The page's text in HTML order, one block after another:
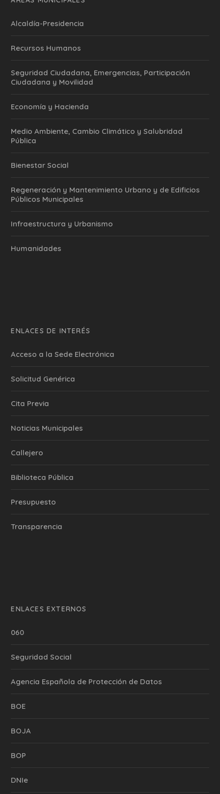
Alcaldía-Presidencia
Recursos Humanos
Seguridad Ciudadana, Emergencias, Participación
Ciudadana y Movilidad
Economía y Hacienda
Medio Ambiente, Cambio Climático y Salubridad
Pública
Bienestar Social
Regeneración y Mantenimiento Urbano y de Edificios
Públicos Municipales
Infraestructura y Urbanismo
Humanidades
ENLACES DE INTERÉS
Acceso a la Sede Electrónica
Solicitud Genérica
Cita Previa
‎Noticias Municipales
Callejero
Biblioteca Pública
Presupuesto
Transparencia
ENLACES EXTERNOS
060
Seguridad Social
Agencia Española de Protección de Datos
BOE
BOJA
BOP
DNIe